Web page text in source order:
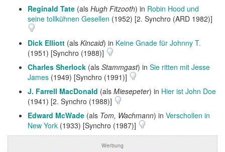
Reginald Tate (als Hugh Fitzooth) in Robin Hood und
seine tollkühnen Gesellen (1952) [2. Synchro (ARD 1982)]
Dick Elliott (als Kincaid) in Keine Gnade für Johnny T.
(1951) [Synchro (1988)]
Charles Sherlock (als Stammgast) in Sie ritten mit Jesse
James (1949) [Synchro (1991)]
J. Farrell MacDonald (als Miesepeter) in Hier ist John Doe
(1941) [2. Synchro (1988)]
Edward McWade (als Tom, Wachmann) in Verschollen in
New York (1933) [Synchro (1987)]
Werbung